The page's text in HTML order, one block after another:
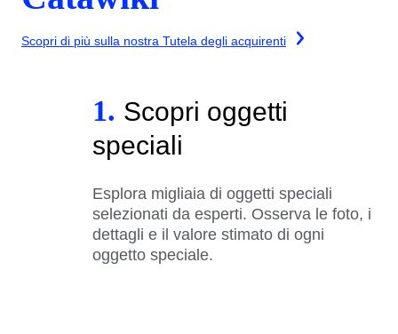
Scopri di più sulla nostra Tutela degli acquirenti
1. Scopri oggetti
speciali
Esplora migliaia di oggetti speciali
selezionati da esperti. Osserva le foto, i
dettagli e il valore stimato di ogni
oggetto speciale.